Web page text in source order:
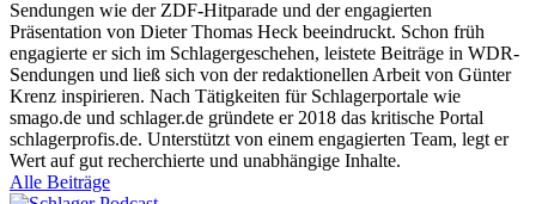
Sendungen wie der ZDF-Hitparade und der engagierten
Präsentation von Dieter Thomas Heck beeindruckt. Schon früh
engagierte er sich im Schlagergeschehen, leistete Beiträge in WDR-
Sendungen und ließ sich von der redaktionellen Arbeit von Günter
Krenz inspirieren. Nach Tätigkeiten für Schlagerportale wie
smago.de und schlager.de gründete er 2018 das kritische Portal
schlagerprofis.de. Unterstützt von einem engagierten Team, legt er
Wert auf gut recherchierte und unabhängige Inhalte.
Alle Beiträge